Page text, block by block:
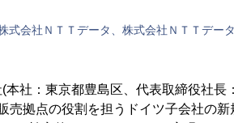
式会社ＮＴＴデータ、株式会社ＮＴＴデー
本社：東京都豊島区、代表取締役社
売拠点の役割を担うドイツ子会社の